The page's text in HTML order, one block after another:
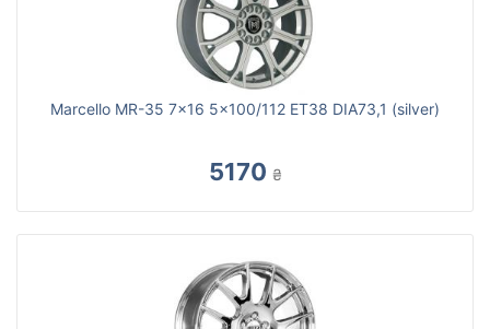
Marcello MR-35 7x16 5x100/112 ET38 DIA73,1 (silver)
5170 ₴